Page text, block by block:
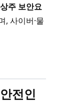
주 보안요
, 사이버·물
전인